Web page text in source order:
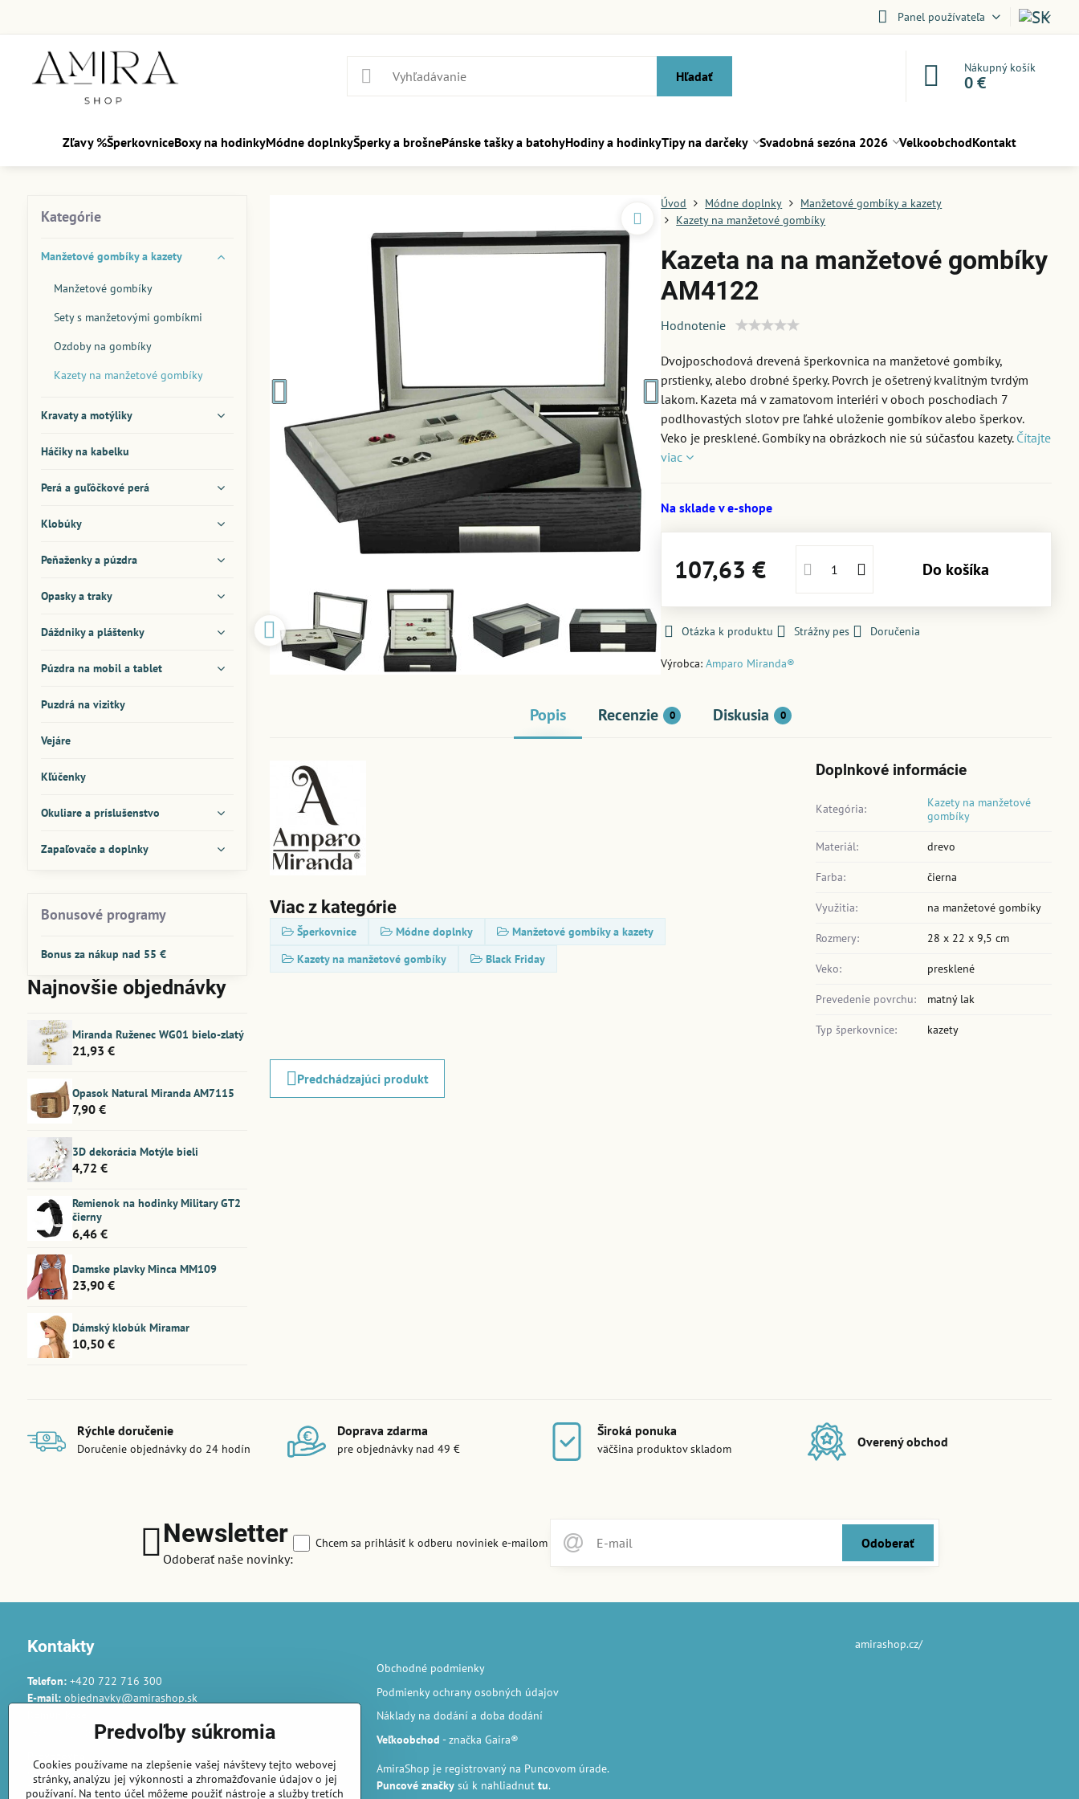
Panel používateľa
Hľadať
Nákupný košík
0 €
Zľavy %ŠperkovniceBoxy na hodinkyMódne doplnkyŠperky a brošnePánske tašky a batohyHodiny a hodinkyTipy na darčeky Svadobná sezóna 2026 VelkoobchodKontakt
Úvod Módne doplnky
Manžetové gombíky a kazety
Kazety na manžetové gombíky
Kazeta na na manžetové gombíky
AM4122
Hodnotenie
Dvojposchodová drevená šperkovnica na manžetové gombíky,
prstienky, alebo drobné šperky. Povrch je ošetrený kvalitným tvrdým
lakom. Kazeta má v zamatovom interiéri v oboch poschodiach 7
podlhovastých slotov pre ľahké uloženie gombíkov alebo šperkov.
Veko je presklené. Gombíky na obrázkoch nie sú súčasťou kazety. Čítajte
viac
Na sklade v e-shope
107,63 € Do košíka
Otázka k produktu Strážny pes Doručenia
Výrobca:Amparo Miranda®
Popis Recenzie 0 Diskusia 0
Viac z kategórie
Šperkovnice Módne doplnky
Manžetové gombíky a kazety
Kazety na manžetové gombíky
Black Friday
Doplnkové informácie
Kategória:
Kazety na manžetové
gombíky
Materiál: drevo
Farba: čierna
Využitia: na manžetové gombíky
Rozmery: 28 x 22 x 9,5 cm
Veko: presklené
Prevedenie povrchu: matný lak
Typ šperkovnice: kazety
Predchádzajúci produkt
Kategórie
Manžetové gombíky a kazety
Manžetové gombíky
Sety s manžetovými gombíkmi
Ozdoby na gombíky
Kazety na manžetové gombíky
Kravaty a motýliky
Háčiky na kabelku
Perá a guľôčkové perá
Klobúky
Peňaženky a púzdra
Opasky a traky
Dáždniky a pláštenky
Púzdra na mobil a tablet
Puzdrá na vizitky
Vejáre
Kľúčenky
Okuliare a príslušenstvo
Zapaľovače a doplnky
Bonusové programy
Bonus za nákup nad 55 €
Najnovšie objednávky
Miranda Ruženec WG01 bielo-zlatý
21,93 €
Opasok Natural Miranda AM7115
7,90 €
3D dekorácia Motýle bieli
4,72 €
Remienok na hodinky Military GT2
čierny
6,46 €
Damske plavky Minca MM109
23,90 €
Dámský klobúk Miramar
10,50 €
Rýchle doručenie
Doručenie objednávky do 24 hodín
Doprava zdarma
pre objednávky nad 49 €
Široká ponuka
väčšina produktov skladom Overený obchod
Newsletter
Odoberať naše novinky:
Odoberať
Chcem sa prihlásiť k odberu noviniek e-mailom
Kontakty
Telefon:+420 722 716 300
E-mail:objednavky@amirashop.sk
česky, anglicky, rusky, španělsky, polsky
Gairaca s.r.o.
74253 Kunín 348
Obchodné podmienky
Podmienky ochrany osobných údajov
Náklady na dodání a doba dodání
Veľkoobchod - značka Gaira®
AmiraShop je registrovaný na Puncovom úrade.
Puncové značkysú k nahliadnut tu.
amirashop.cz/
Predvoľby súkromia
Cookies používame na zlepšenie vašej návštevy tejto webovej
stránky, analýzu jej výkonnosti a zhromažďovanie údajov o jej
používaní. Na tento účel môžeme použiť nástroje a služby tretích